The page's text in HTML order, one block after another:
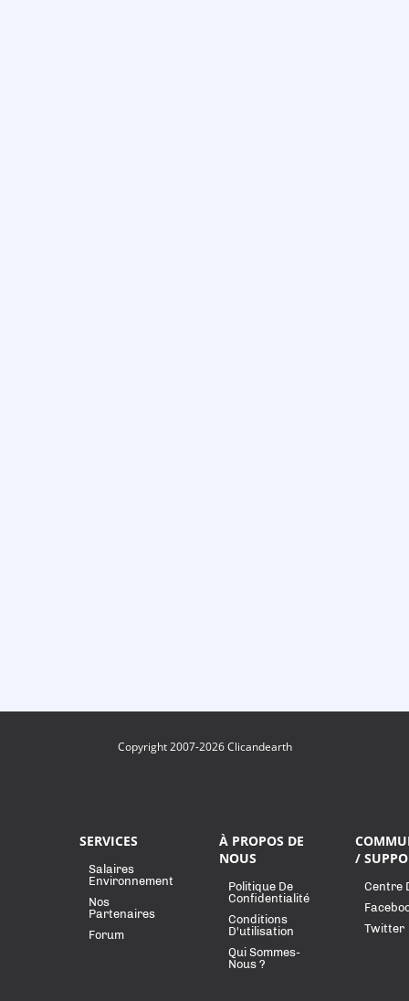
Copyright 2007-2026 Clicandearth
SERVICES
Salaires
Environnement
Nos
Partenaires
Forum
À PROPOS DE
NOUS
Politique De
Confidentialité
Conditions
D'utilisation
Qui Sommes-
Nous ?
/
Centre
Twitter